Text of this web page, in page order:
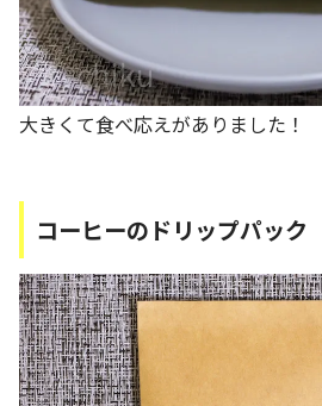
大きくて食べ応えがありました！
コーヒーのドリップパック